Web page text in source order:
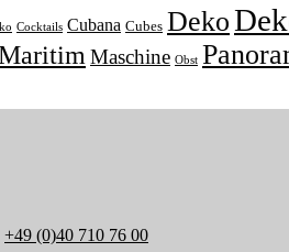
Cocktails Cubana Cubes Deko
Maschine Obst
+49 (0)40 710 76 00